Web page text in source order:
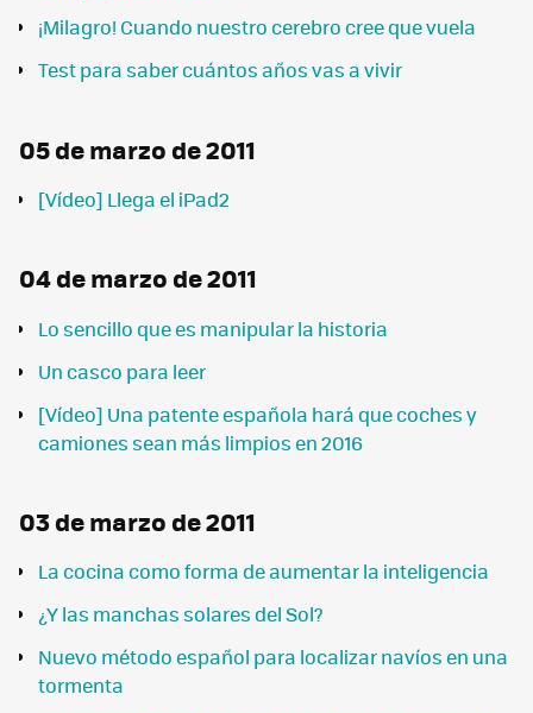
¡Milagro! Cuando nuestro cerebro cree que vuela
Test para saber cuántos años vas a vivir
05 de marzo de 2011
[Vídeo] Llega el iPad2
04 de marzo de 2011
Lo sencillo que es manipular la historia
Un casco para leer
[Vídeo] Una patente española hará que coches y
camiones sean más limpios en 2016
03 de marzo de 2011
La cocina como forma de aumentar la inteligencia
¿Y las manchas solares del Sol?
Nuevo método español para localizar navíos en una
tormenta